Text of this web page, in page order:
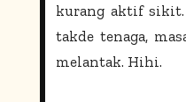
kurang aktif sikit.
takde tenaga,
melantak. Hihi.